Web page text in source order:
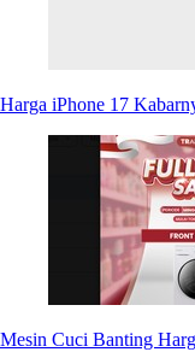
Harga iPhone 17
Mesin Cuci Banting